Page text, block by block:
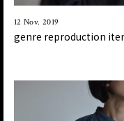
12 Nov. 2019
genre reproduction